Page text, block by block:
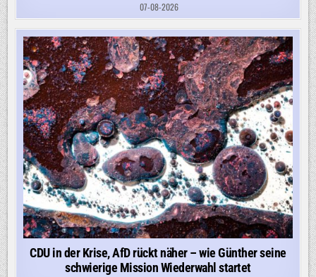
07-08-2026
CDU in der Krise, AfD rückt näher – wie Günther seine
schwierige Mission Wiederwahl startet